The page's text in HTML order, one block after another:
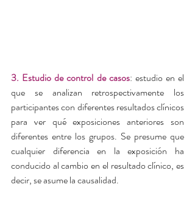
3. Estudio de control de casos: estudio en el
que se analizan retrospectivamente los
participantes con diferentes resultados clínicos
para ver qué exposiciones anteriores son
diferentes entre los grupos. Se presume que
cualquier diferencia en la exposición ha
conducido al cambio en el resultado clínico, es
decir, se asume la causalidad.